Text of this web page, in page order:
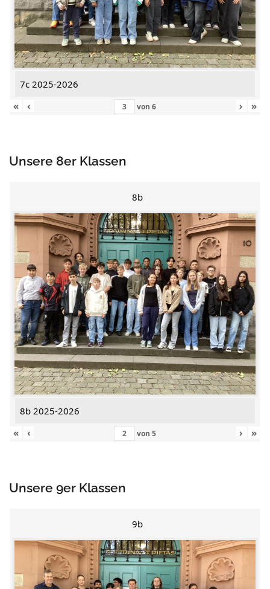
7c 2025-2026
«
‹ von 6 › »
Unsere 8er Klassen
8b
8b 2025-2026
«
‹ von 5 › »
Unsere 9er Klassen
9b